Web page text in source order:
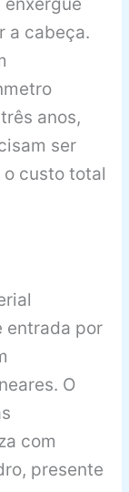
a cabeça.
anos,
ser
custo total
entrada por
O
com
presente